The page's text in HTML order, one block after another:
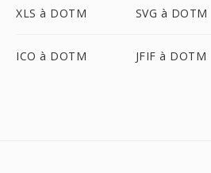
XLS à DOTM SVG à DOTM
ICO à DOTM JFIF à DOTM